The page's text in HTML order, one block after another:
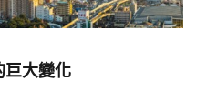
巨大變化